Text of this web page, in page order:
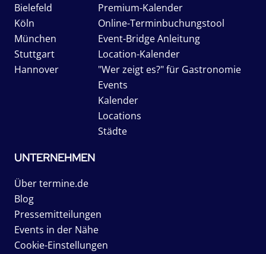
Bielefeld
Köln
München
Stuttgart
Hannover
Premium-Kalender
Online-Terminbuchungstool
Event-Bridge Anleitung
Location-Kalender
"Wer zeigt es?" für Gastronomie
Events
Kalender
Locations
Städte
UNTERNEHMEN
Über termine.de
Blog
Pressemitteilungen
Events in der Nähe
Cookie-Einstellungen